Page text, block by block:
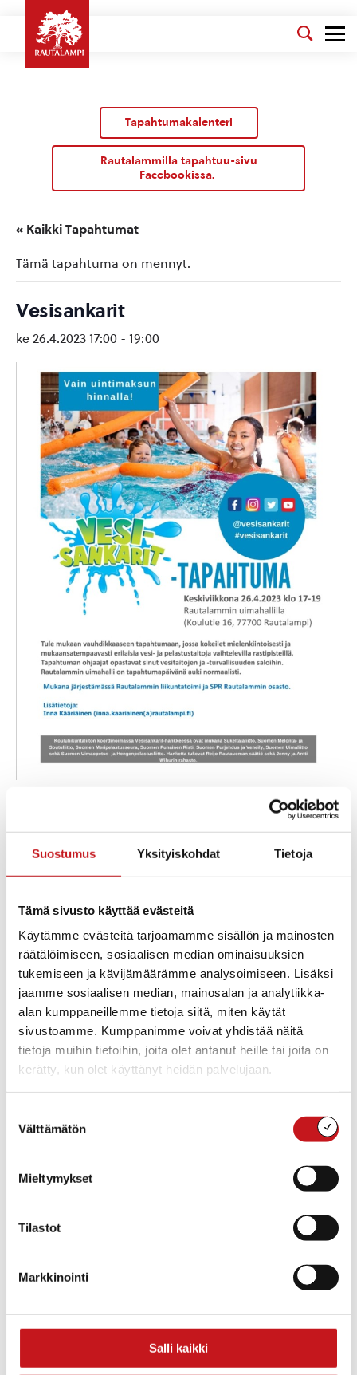
Suostumus Yksityiskohdat Tietoja
Tämä sivusto käyttää evästeitä
Käytämme evästeitä tarjoamamme sisällön ja mainosten
räätälöimiseen, sosiaalisen median ominaisuuksien
tukemiseen ja kävijämäärämme analysoimiseen. Lisäksi
jaamme sosiaalisen median, mainosalan ja analytiikka-
alan kumppaneillemme tietoja siitä, miten käytät
sivustoamme. Kumppanimme voivat yhdistää näitä
tietoja muihin tietoihin, joita olet antanut heille tai joita on
kerätty, kun olet käyttänyt heidän palvelujaan.
valinta
Välttämätön
Mieltymykset
Tilastot
Markkinointi
Salli kaikki
Tapahtumakalenteri
Rautalammilla tapahtuu-sivu
Facebookissa.
« Kaikki Tapahtumat
Tämä tapahtuma on mennyt.
Vesisankarit
ke 26.4.2023 17:00 - 19:00
Vauhdikkaissa Vesisankarit-tapahtumissa opetellaan
erilaisia vesitaitoja, uimahyppyjä, ensiaputaitoja sekä
ohjaajien opetuksessa.
Lisää kalenteriin
TIEDOT
Päivämäärä:
ke 26.4.2023
Aika:
17:00 - 19:00